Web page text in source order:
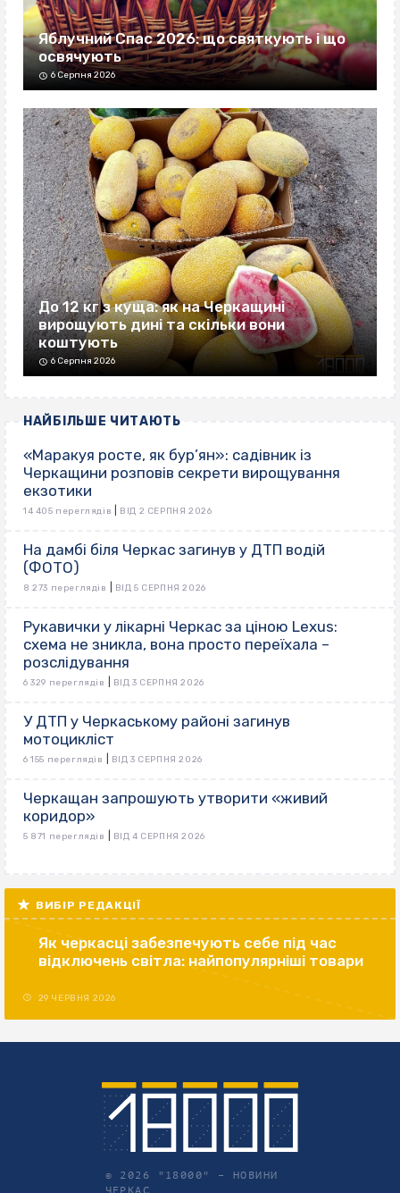
Яблучний Спас 2026: що святкують і що
освячують
6 Серпня 2026
До 12 кг з куща: як на Черкащині
вирощують дині та скільки вони
коштують
6 Серпня 2026
НАЙБІЛЬШЕ ЧИТАЮТЬ
«Маракуя росте, як бур’ян»: садівник із
Черкащини розповів секрети вирощування
екзотики
14 405 переглядів ВІД 2 СЕРПНЯ 2026
На дамбі біля Черкас загинув у ДТП водій
(ФОТО)
8 273 переглядів ВІД 5 СЕРПНЯ 2026
Рукавички у лікарні Черкас за ціною Lexus:
схема не зникла, вона просто переїхала –
розслідування
6 329 переглядів ВІД 3 СЕРПНЯ 2026
У ДТП у Черкаському районі загинув
мотоцикліст
6 155 переглядів ВІД 3 СЕРПНЯ 2026
Черкащан запрошують утворити «живий
коридор»
5 871 переглядів ВІД 4 СЕРПНЯ 2026
ВИБІР РЕДАКЦІЇ
Як черкасці забезпечують себе під час
відключень світла: найпопулярніші товари
29 ЧЕРВНЯ 2026
© 2026 "18000" – НОВИНИ